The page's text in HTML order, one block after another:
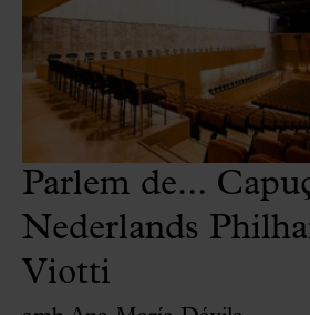
Parlem de...
Nederlands
Viotti